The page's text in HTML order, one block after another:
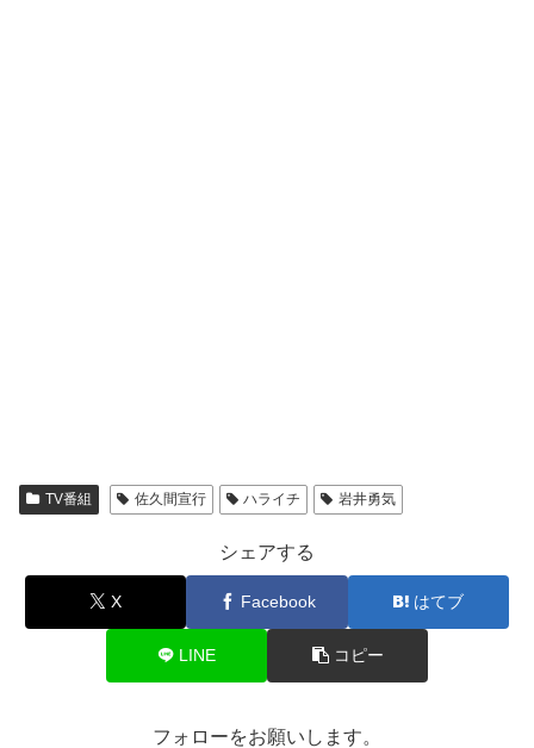
TV番組 佐久間宣行 ハライチ 岩井勇気
シェアする
X Facebook はてブ
LINE コピー
フォローをお願いします。